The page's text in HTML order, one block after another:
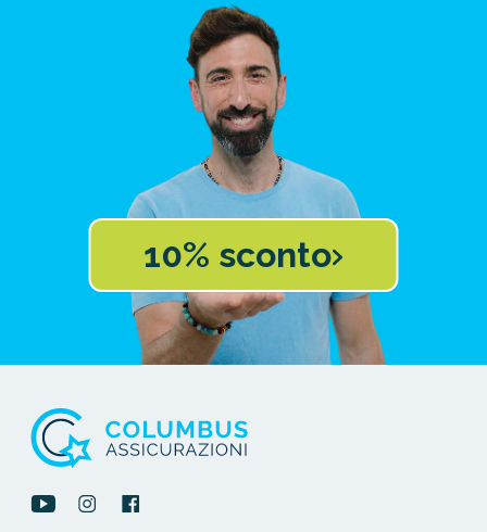
10% sconto